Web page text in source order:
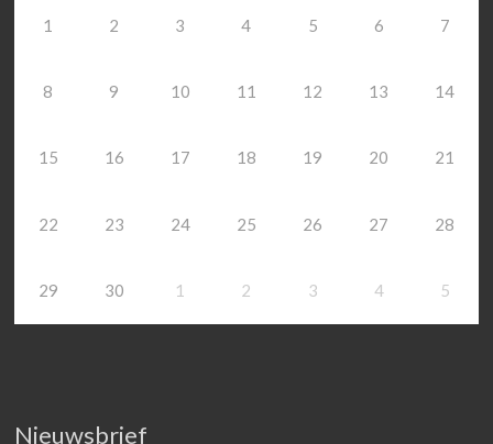
1 2 3 4 5 6 7
8 9 10 11 12 13 14
15 16 17 18 19 20 21
22 23 24 25 26 27 28
29 30 1 2 3 4 5
Nieuwsbrief